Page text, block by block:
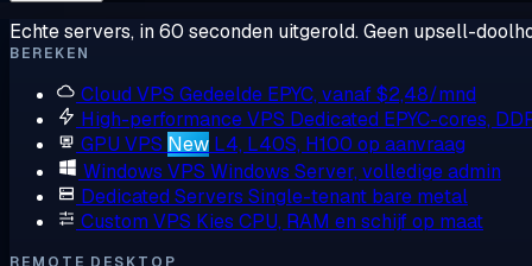
Echte servers, in 60 seconden uitgerold. Geen upsell-
BEREKEN
Cloud VPS Gedeelde EPYC, vanaf $2,48/mnd
High-performance VPS Dedicated EPYC-cores,
GPU VPS New L4, L40S, H100 op aanvraag
Windows VPS Windows Server, volledige admin
Dedicated Servers Single-tenant bare metal
Custom VPS Kies CPU, RAM en schijf op maat